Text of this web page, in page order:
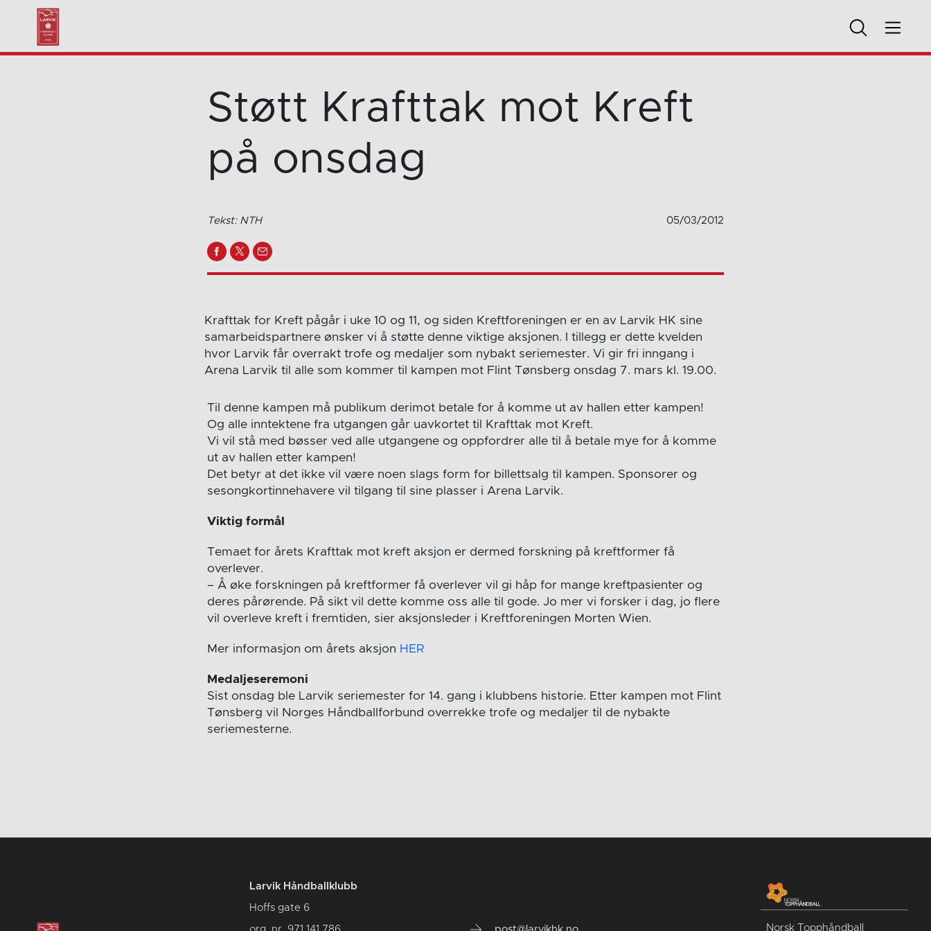
Støtt Krafttak mot Kreft
på onsdag
Tekst: NTH 05/03/2012
Krafttak for Kreft pågår i uke 10 og 11, og siden Kreftforeningen er en av Larvik HK sine
samarbeidspartnere ønsker vi å støtte denne viktige aksjonen. I tillegg er dette kvelden
hvor Larvik får overrakt trofe og medaljer som nybakt seriemester. Vi gir fri inngang i
Arena Larvik til alle som kommer til kampen mot Flint Tønsberg onsdag 7. mars kl. 19.00.
Til denne kampen må publikum derimot betale for å komme ut av hallen etter kampen!
Og alle inntektene fra utgangen går uavkortet til Krafttak mot Kreft.
Vi vil stå med bøsser ved alle utgangene og oppfordrer alle til å betale mye for å komme
ut av hallen etter kampen!
Det betyr at det ikke vil være noen slags form for billettsalg til kampen. Sponsorer og
sesongkortinnehavere vil tilgang til sine plasser i Arena Larvik.
Viktig formål
Temaet for årets Krafttak mot kreft aksjon er dermed forskning på kreftformer få
overlever.
– Å øke forskningen på kreftformer få overlever vil gi håp for mange kreftpasienter og
deres pårørende. På sikt vil dette komme oss alle til gode. Jo mer vi forsker i dag, jo flere
vil overleve kreft i fremtiden, sier aksjonsleder i Kreftforeningen Morten Wien.
Mer informasjon om årets aksjon HER
Medaljeseremoni
Sist onsdag ble Larvik seriemester for 14. gang i klubbens historie. Etter kampen mot Flint
Tønsberg vil Norges Håndballforbund overrekke trofe og medaljer til de nybakte
seriemesterne.
Larvik Håndballklubb
Hoffs gate 6
org. nr. 971 141 786 post@larvikhk.no Norsk Topphåndball